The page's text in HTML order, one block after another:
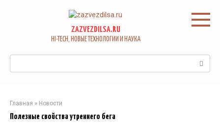
ZAZVEZDILSA.RU
HI-TECH, НОВЫЕ ТЕХНОЛОГИИ И НАУКА
Главная » Новости
Полезные свойства утреннего бега